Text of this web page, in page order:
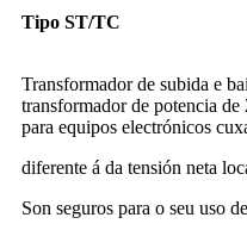
Tipo ST/TC
Transformador de subida e
transformador de potencia de
para equipos electrónicos
diferente á da tensión neta
Son seguros para o seu uso